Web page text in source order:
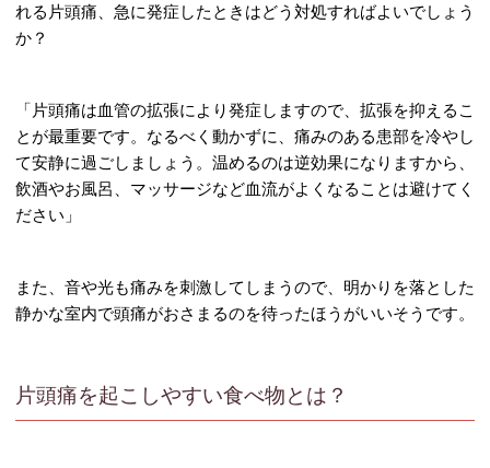
れる片頭痛、急に発症したときはどう対処すればよいでしょう
か？
「片頭痛は血管の拡張により発症しますので、拡張を抑えるこ
とが最重要です。なるべく動かずに、痛みのある患部を冷やし
て安静に過ごしましょう。温めるのは逆効果になりますから、
飲酒やお風呂、マッサージなど血流がよくなることは避けてく
ださい」
また、音や光も痛みを刺激してしまうので、明かりを落とした
静かな室内で頭痛がおさまるのを待ったほうがいいそうです。
片頭痛を起こしやすい食べ物とは？